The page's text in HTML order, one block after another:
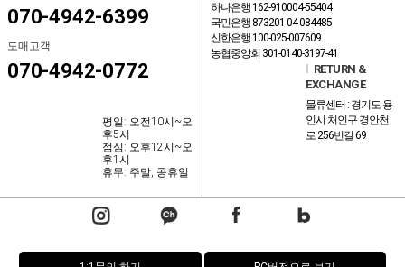
070-4942-6399
도매고객
070-4942-0772
평일: 오전10시~오
후5시
점심: 오후12시~오
후1시
휴무: 주말, 공휴일
하나은행 162-910004-55404
국민은행 873201-04-084485
신한은행 100-025-007609
농협중앙회 301-0140-3197-41
RETURN &
EXCHANGE
물류센터 : 경기도 용
인시 처인구 경안천
로 256번길 69